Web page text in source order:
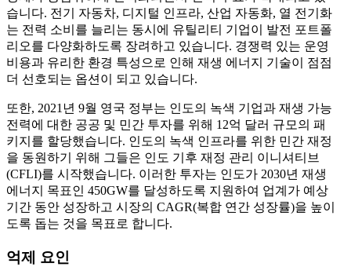
습니다. 전기 자동차, 디지털 인프라, 산업 자동화, 열 전기화
는 전력 소비를 늘리는 동시에 유틸리티 기업이 발전 포트폴
리오를 다양화하도록 장려하고 있습니다. 경쟁력 있는 운영
비용과 유리한 환경 특성으로 인해 재생 에너지 기술이 점점
더 선호되는 옵션이 되고 있습니다.
또한, 2021년 9월 영국 정부는 인도의 녹색 기업과 재생 가능
전력에 대한 공공 및 민간 투자를 위해 12억 달러 규모의 패
키지를 할당했습니다. 인도의 녹색 인프라를 위한 민간 재정
을 동원하기 위해 그들은 인도 기후 재정 관리 이니셔티브
(CFLI)를 시작했습니다. 이러한 투자는 인도가 2030년 재생
에너지 목표인 450GW를 달성하도록 지원하여 업계가 예상
기간 동안 성장하고 시장의 CAGR(복합 연간 성장률)을 높이
도록 돕는 것을 목표로 합니다.
억제 요인